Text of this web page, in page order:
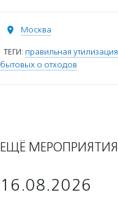
Москва
ТЕГИ: правильная утилизация
бытовых о отходов
ЕЩЁ МЕРОПРИЯТИЯ
16.08.2026